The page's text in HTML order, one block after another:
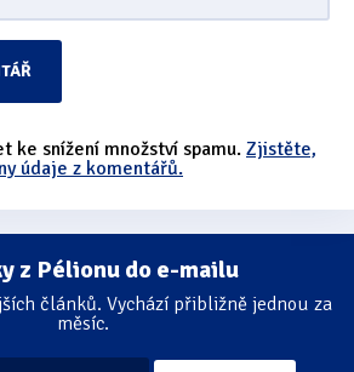
ke snížení množství spamu. Zjistěte,
údaje z komentářů.
z Pélionu do e-mailu
článků. Vychází přibližně jednou za
měsíc.